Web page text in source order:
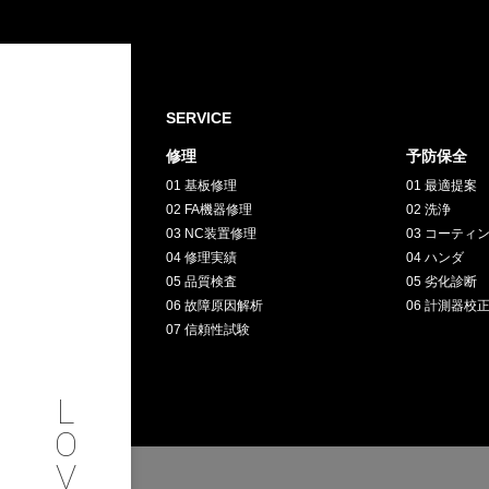
L
O
V
フィロソフィー
COMPANY
お問い合わせ / 発
SERVICE
修理
01 基板修理
02 FA機器修理
03 NC装置修理
04 修理実績
05 品質検査
06 故障原因解析
07 信頼性試験
予防保全
01 最適提案
02 洗浄
03 コーティ
04 ハンダ
05 劣化診断
06 計測器校正